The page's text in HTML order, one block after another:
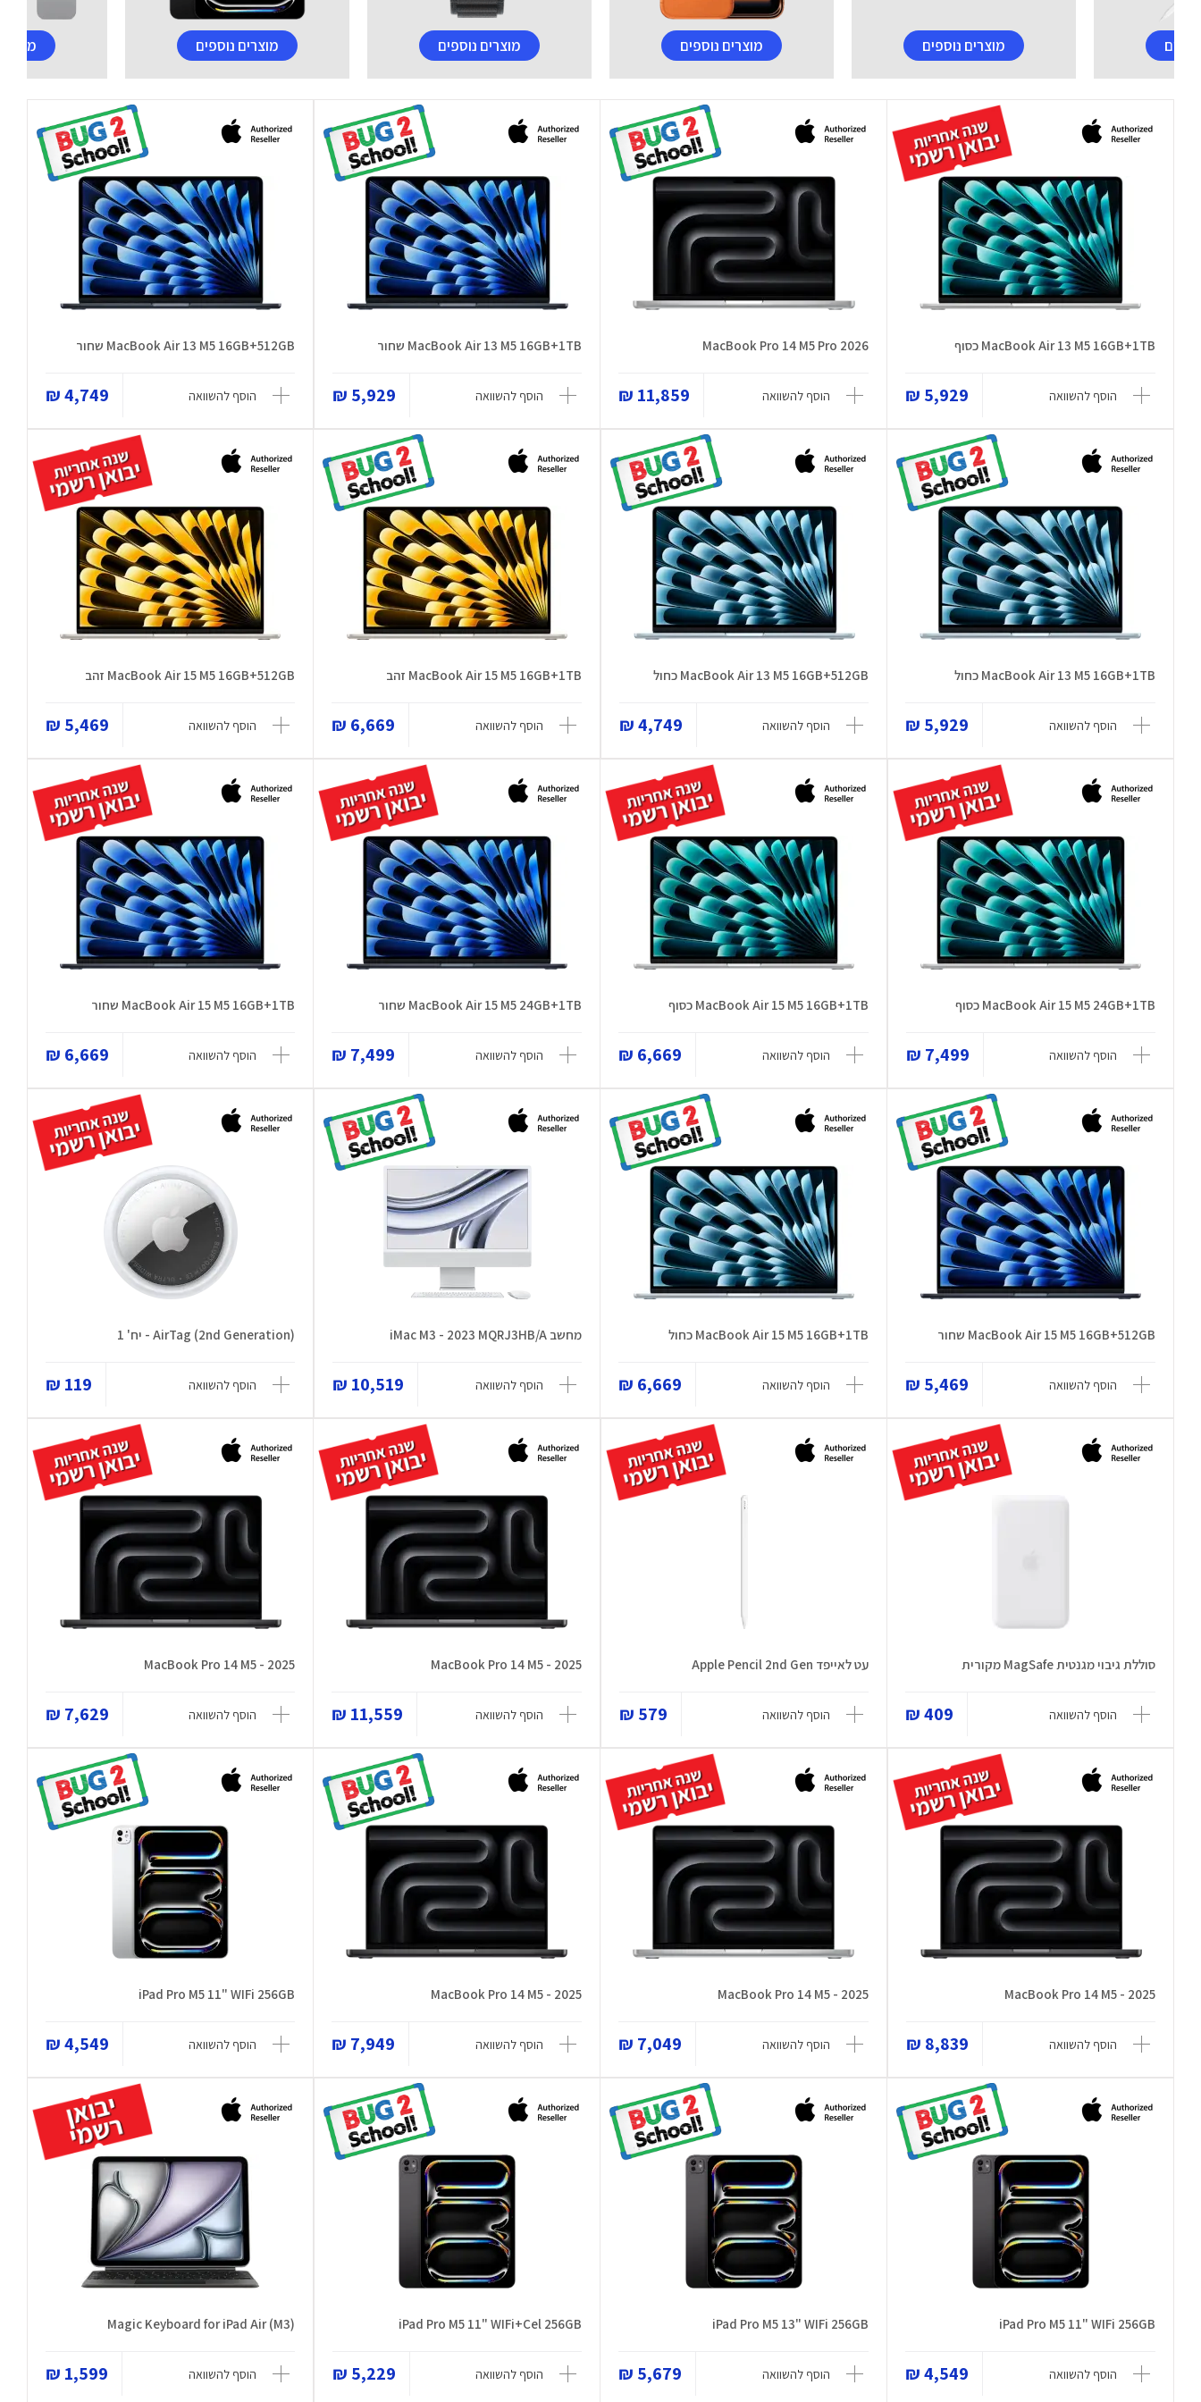
מוצרים נוספים מוצרים נוספים מוצרים נוספים מוצרים נוספים
MacBook Air 13 M5 16GB+1TB כסוף
הוסף להשוואה 5,929 ₪
MacBook Pro 14 M5 Pro 2026
הוסף להשוואה 11,859 ₪
MacBook Air 13 M5 16GB+1TB שחור
הוסף להשוואה 5,929 ₪
MacBook Air 13 M5 16GB+512GB שחור
הוסף להשוואה 4,749 ₪
MacBook Air 13 M5 16GB+1TB כחול
הוסף להשוואה 5,929 ₪
MacBook Air 13 M5 16GB+512GB כחול
הוסף להשוואה 4,749 ₪
MacBook Air 15 M5 16GB+1TB זהב
הוסף להשוואה 6,669 ₪
MacBook Air 15 M5 16GB+512GB זהב
הוסף להשוואה 5,469 ₪
MacBook Air 15 M5 24GB+1TB כסוף
הוסף להשוואה 7,499 ₪
MacBook Air 15 M5 16GB+1TB כסוף
הוסף להשוואה 6,669 ₪
MacBook Air 15 M5 24GB+1TB שחור
הוסף להשוואה 7,499 ₪
MacBook Air 15 M5 16GB+1TB שחור
הוסף להשוואה 6,669 ₪
MacBook Air 15 M5 16GB+512GB שחור
הוסף להשוואה 5,469 ₪
MacBook Air 15 M5 16GB+1TB כחול
הוסף להשוואה 6,669 ₪
מחשב iMac M3 - 2023 MQRJ3HB/A
הוסף להשוואה 10,519 ₪
(AirTag (2nd Generation - יח' 1
הוסף להשוואה 119 ₪
סוללת גיבוי מגנטית MagSafe מקורית
הוסף להשוואה 409 ₪
עט לאייפד Apple Pencil 2nd Gen
הוסף להשוואה 579 ₪
MacBook Pro 14 M5 - 2025
הוסף להשוואה 11,559 ₪
MacBook Pro 14 M5 - 2025
הוסף להשוואה 7,629 ₪
MacBook Pro 14 M5 - 2025
הוסף להשוואה 8,839 ₪
MacBook Pro 14 M5 - 2025
הוסף להשוואה 7,049 ₪
MacBook Pro 14 M5 - 2025
הוסף להשוואה 7,949 ₪
iPad Pro M5 11" WIFi 256GB
הוסף להשוואה 4,549 ₪
iPad Pro M5 11" WIFi 256GB
הוסף להשוואה 4,549 ₪
iPad Pro M5 13" WIFi 256GB
הוסף להשוואה 5,679 ₪
iPad Pro M5 11" WIFi+Cel 256GB
הוסף להשוואה 5,229 ₪
Magic Keyboard for iPad Air (M3)
הוסף להשוואה 1,599 ₪